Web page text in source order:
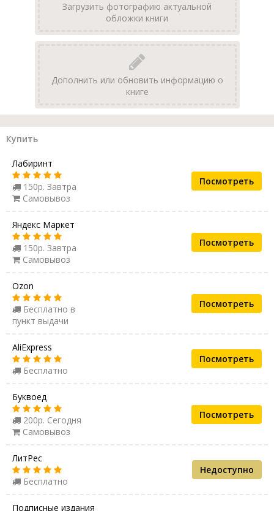
Загрузить фотографию актуальной
обложки книги
Дополнить или обновить информацию о
книге
Купить
Лабиринт
150р. Завтра
Самовывоз
Посмотреть
Яндекс Маркет
150р. Завтра
Самовывоз
Посмотреть
Ozon
Бесплатно в
пункт выдачи
Посмотреть
AliExpress
Бесплатно
Посмотреть
Буквоед
200р. Сегодня
Самовывоз
Посмотреть
ЛитРес
Бесплатно
Недоступно
Подписные издания